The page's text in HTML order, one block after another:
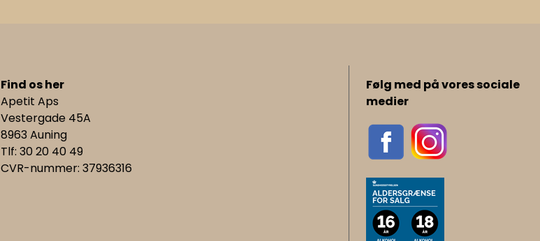
Find os her
Apetit Aps
Vestergade 45A
8963 Auning
Tlf: 30 20 40 49
CVR-nummer: 37936316
Følg med på vores sociale
medier